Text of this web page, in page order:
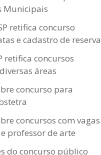
Municipais
retifica concurso
e cadastro de reserva
retifica concursos
áreas
concurso para
concursos com vagas
professor de arte
do concurso público